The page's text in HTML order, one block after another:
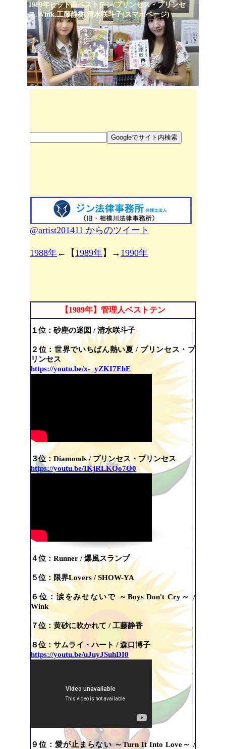
1989年ヒット曲ベストテン/プリンセス・プリンセ
ス.Wink.工藤静香.清水咲斗子(スマホページ)
@artist201411 からのツイート
1988年←【 1989年】→ 1990年
【1989年】管理人ベストテン
１位： 砂塵の迷図 / 清水咲斗子
２位：世界でいちばん熱い夏 / プリンセス・プ
リンセス
https://youtu.be/x-_yZKI7EhE
３位：Diamonds / プリンセス・プリンセス
https://youtu.be/IKjRLKQo7O0
４位：Runner / 爆風スランプ
５位：限界Lovers / SHOW-YA
６位：涙をみせないで ～Boys Don't Cry～ /
Wink
７位：黄砂に吹かれて / 工藤静香
８位： サムライ・ハート / 森口博子
https://youtu.be/uJuyJSuhDI0
９位：愛が止まらない ～Turn It Into Love～ /